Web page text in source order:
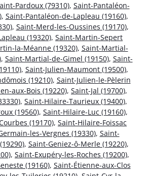
Pardoux (79310), Saint-Pantaléon-
, Saint-Pantaléon-de-Lapleau (19160),
, Saint-Merd-les-Oussines (19170),
(19320), Saint-Martin-Sepert
la-Méanne (19320), Saint-Martial-
, Saint-Martial-de-Gimel (19150), Saint-
, Saint-Julien-Maumont (19500),
(19210), Saint-Julien-le-Pèlerin
aux-Bois (19220), Saint-Jal (19700),
, Saint-Hilaire-Taurieux (19400),
(19560), Saint-Hilaire-Luc (19160),
(19170), Saint-Hilaire-Foissac
les-Vergnes (19330), Saint-
, Saint-Geniez-ô-Merle (19220),
, Saint-Exupéry-les-Roches (19200),
(19160), Saint-Étienne-aux-Clos